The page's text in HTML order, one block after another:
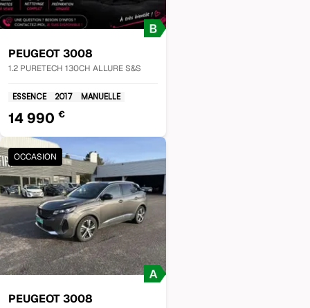
PEUGEOT3008
1.2 PURETECH 130CH ALLURE S&S
ESSENCE 2017 MANUELLE
14 990 €
OCCASION
PEUGEOT3008